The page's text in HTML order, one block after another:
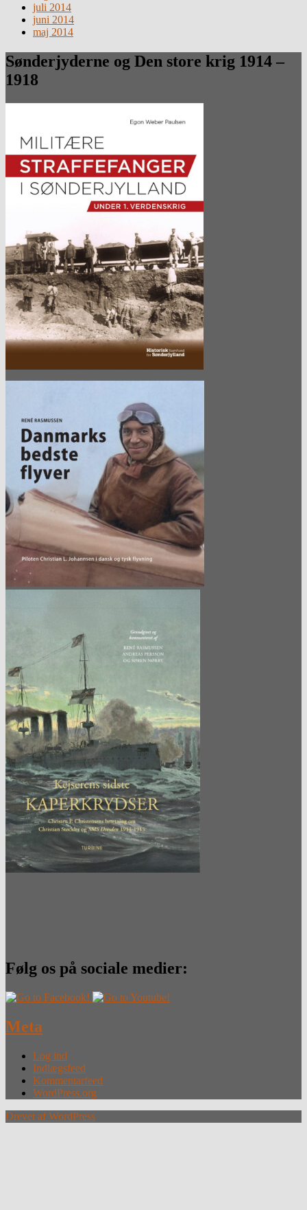
juli 2014
juni 2014
maj 2014
Sønderjyderne og Den store krig 1914 –
1918
Følg os på sociale medier:
Meta
Log ind
Indlægsfeed
Kommentarfeed
WordPress.org
Drevet af WordPress